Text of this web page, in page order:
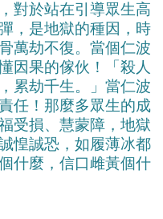
對於站在引導眾生高
，是地獄的種因，時
萬劫不復。當個仁波
因果的傢伙！「殺人
累劫千生。」當仁波
任！那麼多眾生的成
受損、慧蒙障，地獄
惶誠恐，如履薄冰都
什麼，信口雌黃個什